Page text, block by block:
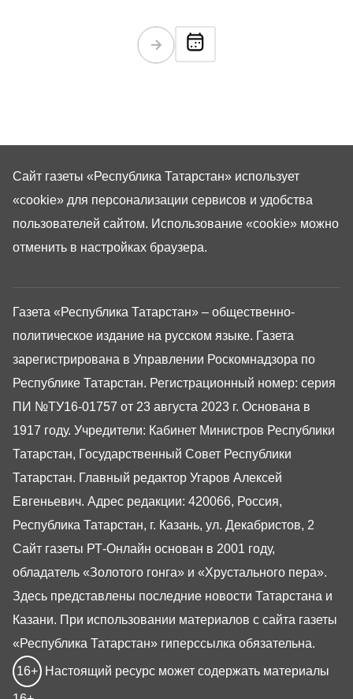
Газета «Республика Татарстан» – общественно-
политическое издание на русском языке. Газета
зарегистрирована в Управлении Роскомнадзора по
Республике Татарстан. Регистрационный номер: серия
ПИ №ТУ16-01757 от 23 августа 2023 г. Основана в
1917 году. Учредители: Кабинет Министров Республики
Татарстан, Государственный Совет Республики
Татарстан. Главный редактор Угаров Алексей
Евгеньевич. Адрес редакции: 420066, Россия,
Республика Татарстан, г. Казань, ул. Декабристов, 2
Сайт газеты РТ-Онлайн основан в 2001 году,
обладатель «Золотого гонга» и «Хрустального пера».
Здесь представлены последние новости Татарстана и
Казани. При использовании материалов с сайта газеты
«Республика Татарстан» гиперссылка обязательна.
16+ Настоящий ресурс может содержать материалы
Сайт газеты «Республика Татарстан» использует
«cookie» для персонализации сервисов и удобства
пользователей сайтом. Использование «cookie» можно
отменить в настройках браузера.